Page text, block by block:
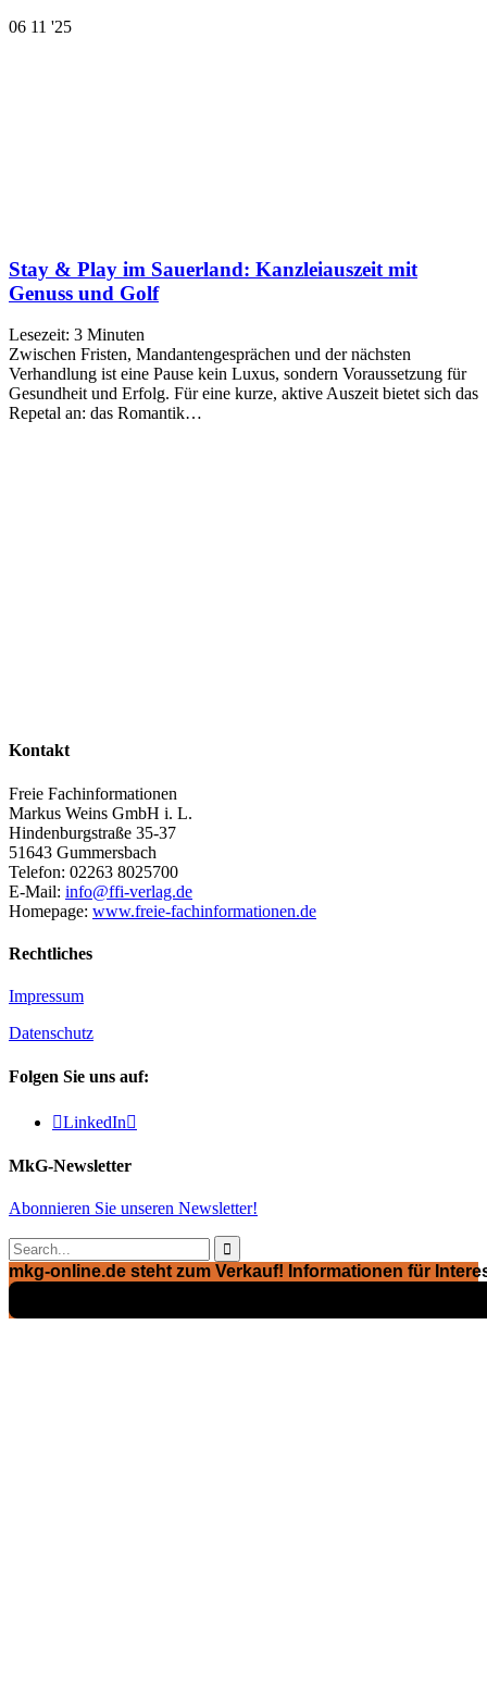
06 11 '25
Stay & Play im Sauerland: Kanzleiauszeit mit
Genuss und Golf
Lesezeit: 3 Minuten
Zwischen Fristen, Mandantengesprächen und der nächsten
Verhandlung ist eine Pause kein Luxus, sondern Voraussetzung für
Gesundheit und Erfolg. Für eine kurze, aktive Auszeit bietet sich das
Repetal an: das Romantik…
Kontakt
Freie Fachinformationen
Markus Weins GmbH i. L.
Hindenburgstraße 35-37
51643 Gummersbach
Telefon: 02263 8025700
E-Mail: info@ffi-verlag.de
Homepage: www.freie-fachinformationen.de
Rechtliches
Impressum
Datenschutz
Folgen Sie uns auf:
LinkedIn
MkG-Newsletter
Abonnieren Sie unseren Newsletter!

mkg-online.de steht zum Verkauf! Informationen für